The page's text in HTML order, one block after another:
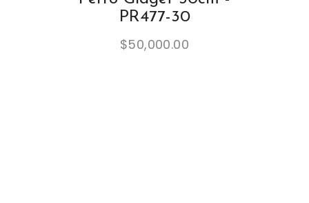
PR477-30
$50,000.00